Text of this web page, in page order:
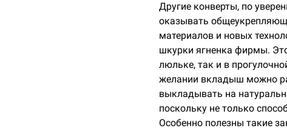
Другие конверты, по
оказывать
материалов и новых
шкурки ягненка фирмы.
люльке, так и в
желании вкладыш можно
выкладывать на
поскольку не только
Особенно полезны такие